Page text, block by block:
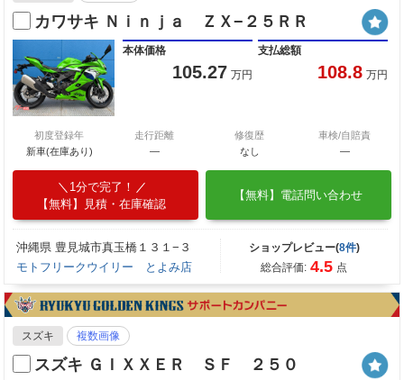
カワサキ Ｎｉｎｊａ ＺＸ−２５ＲＲ
本体価格
105.27 万円
支払総額
108.8 万円
初度登録年
新車(在庫あり)
走行距離
―
修復歴
なし
車検/自賠責
―
1分で完了！
【無料】見積・在庫確認
【無料】電話問い合わせ
沖縄県 豊見城市真玉橋１３１−３
モトフリークウイリー とよみ店
ショップレビュー(8件)
総合評価: 4.5 点
スズキ 複数画像
スズキ ＧＩＸＸＥＲ ＳＦ ２５０